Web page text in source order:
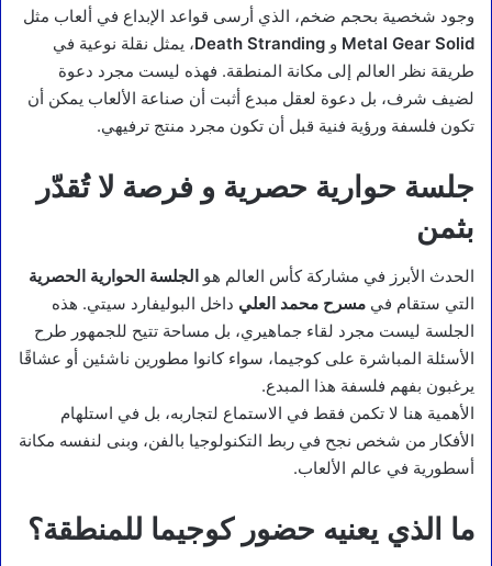
وجود شخصية بحجم ضخم، الذي أرسى قواعد الإبداع في ألعاب مثل
Metal Gear Solid و Death Stranding، يمثل نقلة نوعية في
طريقة نظر العالم إلى مكانة المنطقة. فهذه ليست مجرد دعوة
لضيف شرف، بل دعوة لعقل مبدع أثبت أن صناعة الألعاب يمكن أن
تكون فلسفة ورؤية فنية قبل أن تكون مجرد منتج ترفيهي.
جلسة حوارية حصرية و فرصة لا تُقدّر
بثمن
الحدث الأبرز في مشاركة كأس العالم هو الجلسة الحوارية الحصرية
التي ستقام في مسرح محمد العلي داخل البوليفارد سيتي. هذه
الجلسة ليست مجرد لقاء جماهيري، بل مساحة تتيح للجمهور طرح
الأسئلة المباشرة على كوجيما، سواء كانوا مطورين ناشئين أو عشاقًا
يرغبون بفهم فلسفة هذا المبدع.
الأهمية هنا لا تكمن فقط في الاستماع لتجاربه، بل في استلهام
الأفكار من شخص نجح في ربط التكنولوجيا بالفن، وبنى لنفسه مكانة
أسطورية في عالم الألعاب.
ما الذي يعنيه حضور كوجيما للمنطقة؟